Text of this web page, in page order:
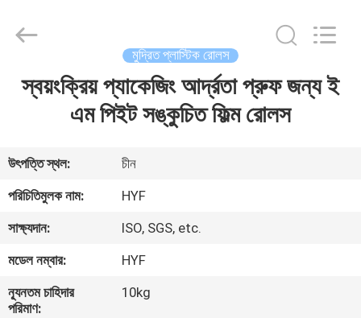
বাড়ি
ভিডিও
আমাদের
সম্পর্কে
মুদ্রিত প্লাস্টিক রোলস
স্বয়ংক্রিয় প্যাকেজিং আর্দ্রতা প্রুফ জন্য ই
এম পিইট সঙ্কুচিত ফিল্ম রোলস
উৎপত্তি স্থল:
চীন
পরিচিতিমুলক নাম:
HYF
সাক্ষ্যদান:
ISO, SGS, etc.
মডেল নম্বার:
HYF
ন্যূনতম চাহিদার
পরিমাণ:
10kg